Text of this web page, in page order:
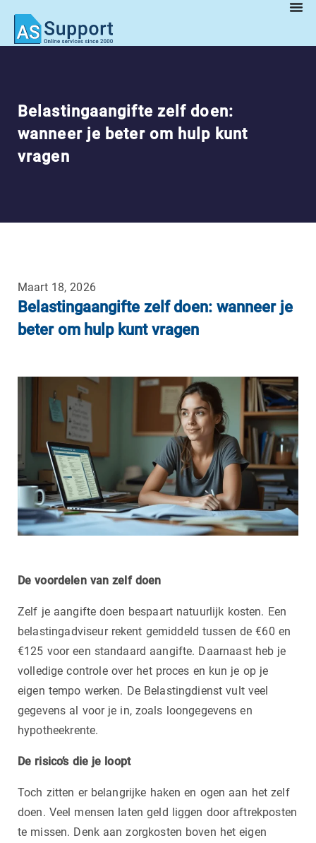
Belastingaangifte zelf doen:
wanneer je beter om hulp kunt
vragen
Maart 18, 2026
Belastingaangifte zelf doen: wanneer je
beter om hulp kunt vragen
De voordelen van zelf doen
Zelf je aangifte doen bespaart natuurlijk kosten. Een
belastingadviseur rekent gemiddeld tussen de €60 en
€125 voor een standaard aangifte. Daarnaast heb je
volledige controle over het proces en kun je op je
eigen tempo werken. De Belastingdienst vult veel
gegevens al voor je in, zoals loongegevens en
hypotheekrente.
De risico’s die je loopt
Toch zitten er belangrijke haken en ogen aan het zelf
doen. Veel mensen laten geld liggen door aftrekposten
te missen. Denk aan zorgkosten boven het eigen